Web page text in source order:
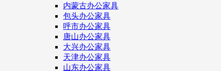
内蒙古办公家具
包头办公家具
呼市办公家具
唐山办公家具
大兴办公家具
天津办公家具
山东办公家具